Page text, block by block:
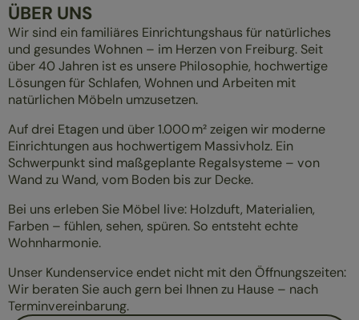
ÜBER UNS
Wir sind ein familiäres Einrichtungshaus für natürliches
und gesundes Wohnen – im Herzen von Freiburg. Seit
über 40 Jahren ist es unsere Philosophie, hochwertige
Lösungen für Schlafen, Wohnen und Arbeiten mit
natürlichen Möbeln umzusetzen.
Auf drei Etagen und über 1.000 m² zeigen wir moderne
Einrichtungen aus hochwertigem Massivholz. Ein
Schwerpunkt sind maßgeplante Regalsysteme – von
Wand zu Wand, vom Boden bis zur Decke.
Bei uns erleben Sie Möbel live: Holzduft, Materialien,
Farben – fühlen, sehen, spüren. So entsteht echte
Wohnharmonie.
Unser Kundenservice endet nicht mit den Öffnungszeiten:
Wir beraten Sie auch gern bei Ihnen zu Hause – nach
Terminvereinbarung.